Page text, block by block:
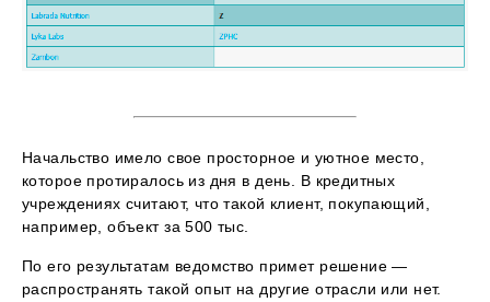
Начальство имело свое просторное и уютное место,
которое протиралось из дня в день. В кредитных
учреждениях считают, что такой клиент, покупающий,
например, объект за 500 тыс.
По его результатам ведомство примет решение —
распространять такой опыт на другие отрасли или нет.